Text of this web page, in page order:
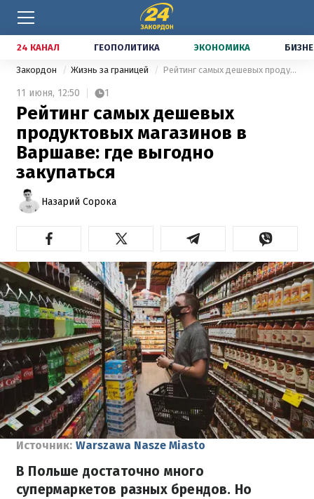
24 КАНАЛ ГЕОПОЛИТИКА ЭКОНОМИКА
Закордон Жизнь за границей Рейтинг самых дешевых продуктовых магазинов в Варшаве: где выгодно закупаться
11 июня, 12:50 1
Рейтинг самых дешевых
продуктовых магазинов в
Варшаве: где выгодно
закупаться
Назарий Сорока
Источник: Warszawa Nasze Miasto
В Польше достаточно много
супермаркетов разных брендов. Но